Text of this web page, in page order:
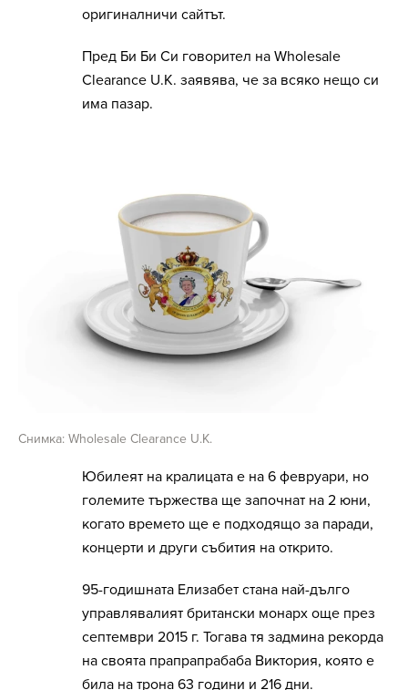
оригиналничи сайтът.
Пред Би Би Си говорител на Wholesale
Clearance U.K. заявява, че за всяко нещо си
има пазар.
Снимка: Wholesale Clearance U.K.
Юбилеят на кралицата е на 6 февруари, но
големите тържества ще започнат на 2 юни,
когато времето ще е подходящо за паради,
концерти и други събития на открито.
95-годишната Елизабет стана най-дълго
управлявалият британски монарх още през
септември 2015 г. Тогава тя задмина рекорда
на своята прапрапрабаба Виктория, която е
била на трона 63 години и 216 дни.